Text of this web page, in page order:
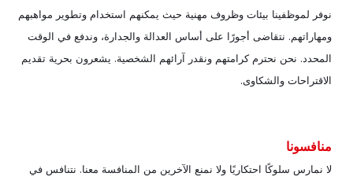
نوفر لموظفينا بيئات وظروف مهنية حيث يمكنهم استخدام وتطوير مواهبهم
ومهاراتهم. نتقاضى أجورًا على أساس العدالة والجدارة، وندفع في الوقت
المحدد. نحن نحترم كرامتهم ونقدر آرائهم الشخصية. يشعرون بحرية تقديم
الاقتراحات والشكاوى.
منافسونا
لا نمارس سلوكًا احتكاريًا ولا نمنع الآخرين من المنافسة معنا. نتنافس في